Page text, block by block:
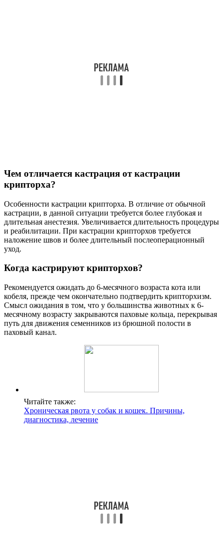
Чем отличается кастрация от кастрации
крипторха?
Особенности кастрации крипторха. В отличие от обычной
кастрации, в данной ситуации требуется более глубокая и
длительная анестезия. Увеличивается длительность процедуры
и реабилитации. При кастрации крипторхов требуется
наложение швов и более длительный послеоперационный
уход.
Когда кастрируют крипторхов?
Рекомендуется ожидать до 6-месячного возраста кота или
кобеля, прежде чем окончательно подтвердить крипторхизм.
Смысл ожидания в том, что у большинства животных к 6-
месячному возрасту закрываются паховые кольца, перекрывая
путь для движения семенников из брюшной полости в
паховый канал.
Читайте также:
Хроническая рвота у собак и кошек. Причины,
диагностика, лечение